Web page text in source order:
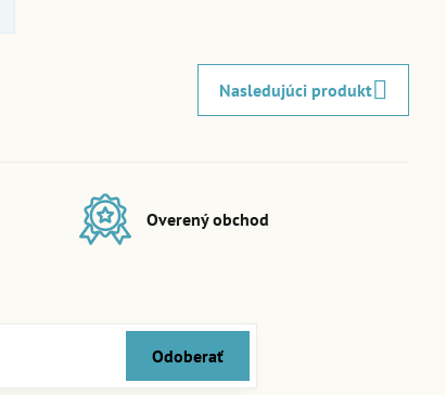
Nasledujúci produkt
Overený obchod
Odoberať